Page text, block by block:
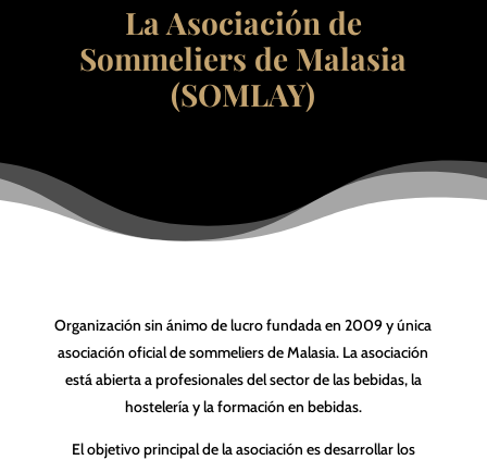
La Asociación de
Sommeliers de Malasia
(SOMLAY)
Organización sin ánimo de lucro fundada en 2009 y única
asociación oficial de sommeliers de Malasia. La asociación
está abierta a profesionales del sector de las bebidas, la
hostelería y la formación en bebidas.
El objetivo principal de la asociación es desarrollar los